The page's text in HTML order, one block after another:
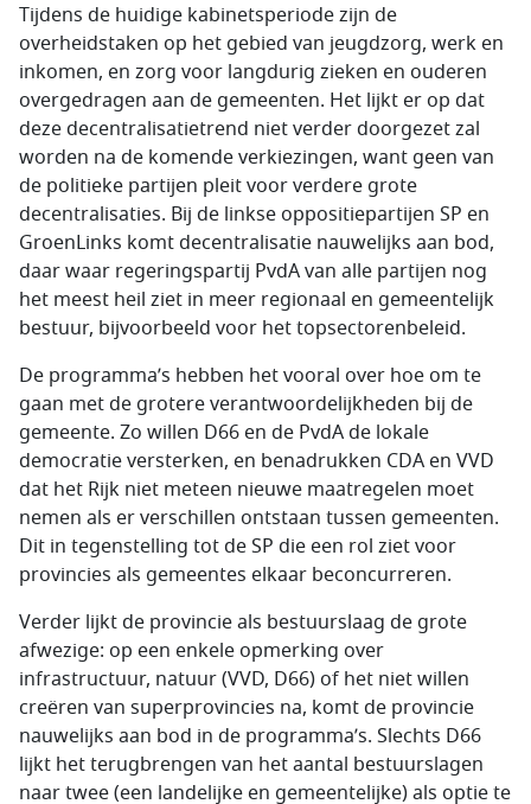
Tijdens de huidige kabinetsperiode zijn de
overheidstaken op het gebied van jeugdzorg, werk en
inkomen, en zorg voor langdurig zieken en ouderen
overgedragen aan de gemeenten. Het lijkt er op dat
deze decentralisatietrend niet verder doorgezet zal
worden na de komende verkiezingen, want geen van
de politieke partijen pleit voor verdere grote
decentralisaties. Bij de linkse oppositiepartijen SP en
GroenLinks komt decentralisatie nauwelijks aan bod,
daar waar regeringspartij PvdA van alle partijen nog
het meest heil ziet in meer regionaal en gemeentelijk
bestuur, bijvoorbeeld voor het topsectorenbeleid.
De programma’s hebben het vooral over hoe om te
gaan met de grotere verantwoordelijkheden bij de
gemeente. Zo willen D66 en de PvdA de lokale
democratie versterken, en benadrukken CDA en VVD
dat het Rijk niet meteen nieuwe maatregelen moet
nemen als er verschillen ontstaan tussen gemeenten.
Dit in tegenstelling tot de SP die een rol ziet voor
provincies als gemeentes elkaar beconcurreren.
Verder lijkt de provincie als bestuurslaag de grote
afwezige: op een enkele opmerking over
infrastructuur, natuur (VVD, D66) of het niet willen
creëren van superprovincies na, komt de provincie
nauwelijks aan bod in de programma’s. Slechts D66
lijkt het terugbrengen van het aantal bestuurslagen
naar twee (een landelijke en gemeentelijke) als optie te